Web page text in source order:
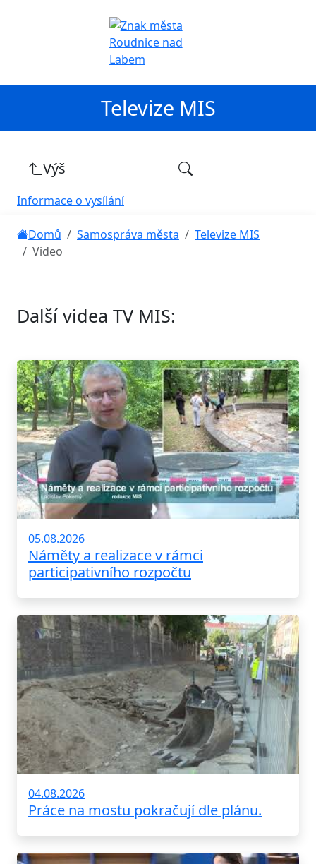
Televize MIS
Výš
Informace o vysílání
Domů Samospráva města
Televize MIS
Video
Další videa TV MIS:
05.08.2026
Náměty a realizace v rámci
participativního rozpočtu
04.08.2026
Práce na mostu pokračují dle plánu.